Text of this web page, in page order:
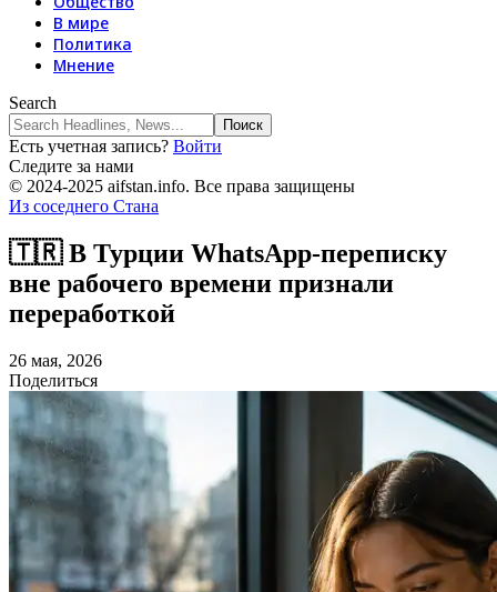
В мире
Политика
Мнение
Search
Есть учетная запись? Войти
Следите за нами
© 2024-2025 aifstan.info. Все права защищены
Из соседнего Стана
🇹🇷 В Турции WhatsApp-переписку
вне рабочего времени признали
переработкой
26 мая, 2026
Поделиться